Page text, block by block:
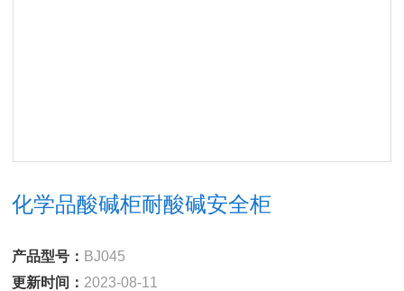
化学品酸碱柜耐酸碱安全柜
产品型号： BJ045
更新时间： 2023-08-11